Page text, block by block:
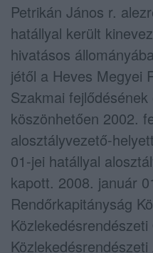
Petrikán János r.
hatállyal került
hivatásos
jétől a Heves Megyei
Szakmai
köszönhetően 2002.
alosztályvezető-
01-jei hatállyal
kapott. 2008. január
Rendőrkapitányság
Közlekedésrendészeti